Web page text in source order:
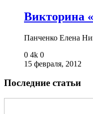
Викторина
Панченко Елена
0 4k 0
15 февраля, 2012
Последние статьи